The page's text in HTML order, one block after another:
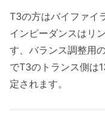
T3の方はバイファイ
インピーダンスはリ
す、バランス調整用
でT3のトランス側は
定されます。